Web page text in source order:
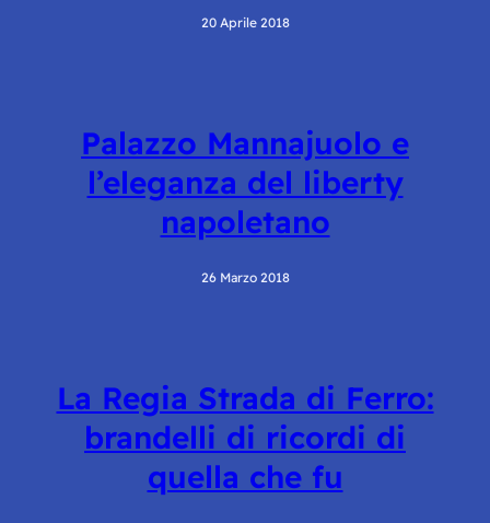
20 Aprile 2018
Palazzo Mannajuolo e
l’eleganza del liberty
napoletano
26 Marzo 2018
La Regia Strada di Ferro:
brandelli di ricordi di
quella che fu